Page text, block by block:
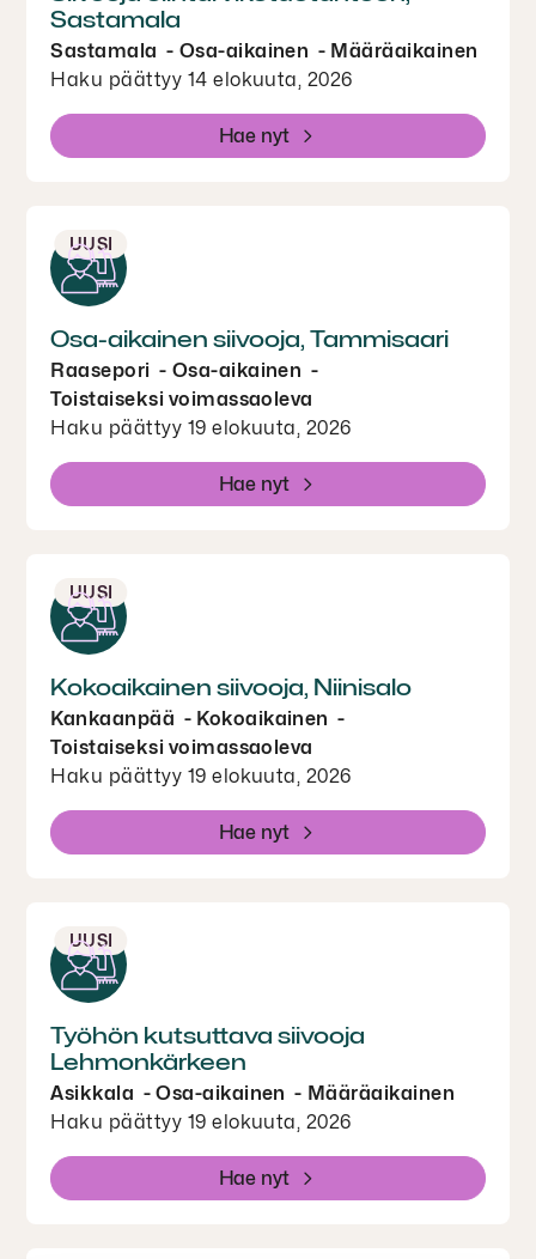
Sastamala
Sastamala Osa-aikainen
Määräaikainen
Haku päättyy 14 elokuuta, 2026
Hae nyt
UUSI
Osa-aikainen siivooja, Tammisaari
Raasepori
Osa-aikainen
Toistaiseksi voimassaoleva
Haku päättyy 19 elokuuta, 2026
Hae nyt
UUSI
Kokoaikainen siivooja, Niinisalo
Kankaanpää
Kokoaikainen
Toistaiseksi voimassaoleva
Haku päättyy 19 elokuuta, 2026
Hae nyt
UUSI
Työhön kutsuttava siivooja
Lehmonkärkeen
Asikkala Osa-aikainen
Määräaikainen
Haku päättyy 19 elokuuta, 2026
Hae nyt